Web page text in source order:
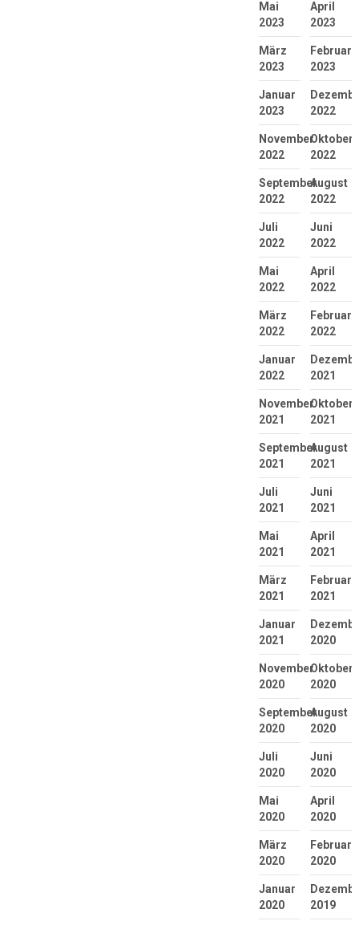
Mai
2023
April
2023
März
2023
Februar
2023
Januar
2023
2022
November
2022
Oktober
2022
September
2022
August
2022
Juli
2022
Juni
2022
Mai
2022
April
2022
März
2022
Februar
2022
Januar
2022
2021
November
2021
Oktober
2021
September
2021
August
2021
Juli
2021
Juni
2021
Mai
2021
April
2021
März
2021
Februar
2021
Januar
2021
2020
November
2020
Oktober
2020
September
2020
August
2020
Juli
2020
Juni
2020
Mai
2020
April
2020
März
2020
Februar
2020
Januar
2020
2019